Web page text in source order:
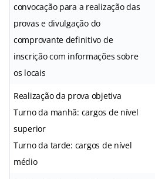
convocação para a realização das
provas e divulgação do
comprovante definitivo de
inscrição com informações sobre
os locais
Realização da prova objetiva
Turno da manhã: cargos de nível
superior
Turno da tarde: cargos de nível
médio